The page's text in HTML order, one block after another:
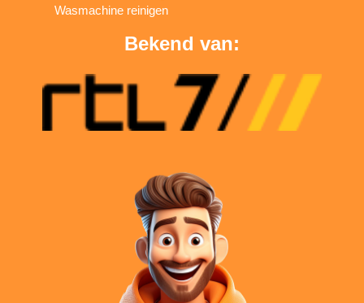
Wasmachine reinigen
Bekend van: